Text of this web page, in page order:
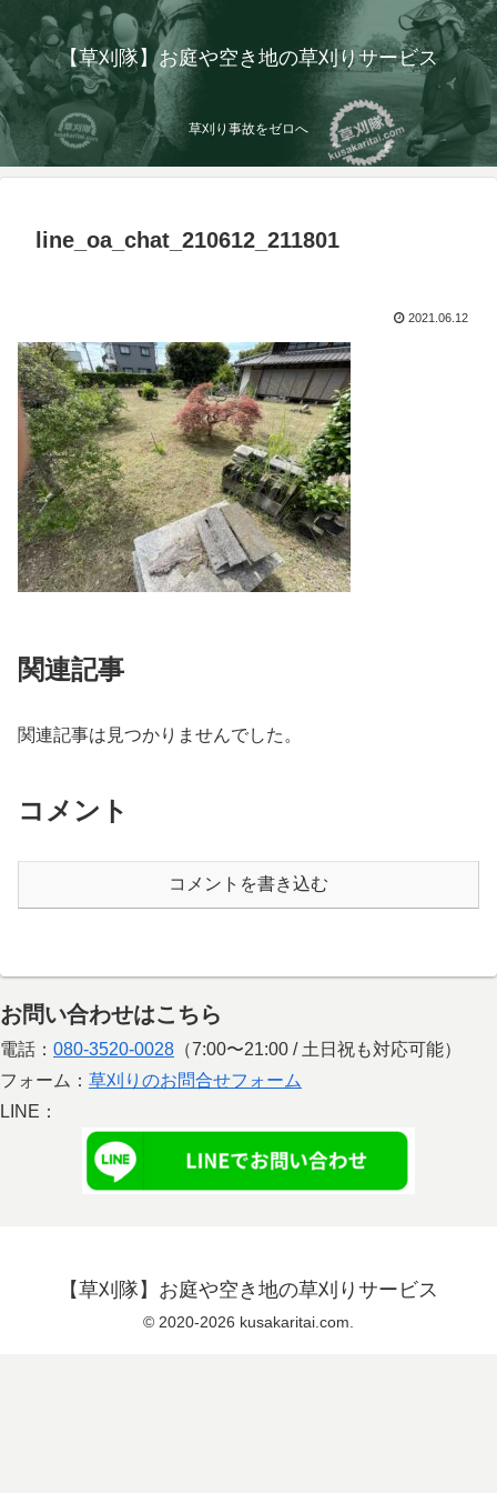
【草刈隊】お庭や空き地の草刈りサービス
草刈り事故をゼロへ
line_oa_chat_210612_211801
2021.06.12
関連記事
関連記事は見つかりませんでした。
コメント
コメントを書き込む
お問い合わせはこちら
電話： 080-3520-0028 （7:00〜21:00 / 土日祝も対応可能）
フォーム： 草刈りのお問合せフォーム
LINE：
【草刈隊】お庭や空き地の草刈りサービス
© 2020-2026 kusakaritai.com.